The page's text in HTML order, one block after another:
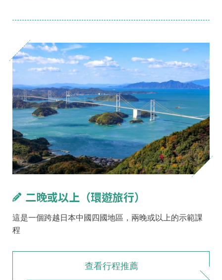
二晚或以上（環遊旅行）
這是一個跨越日本中國四國地區，兩晚或以上的示範課
程
查看行程推薦